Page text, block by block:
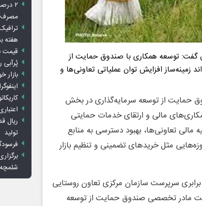
گفت: توسعه همکاری با صندوق حمایت از
افزایش توان عملیاتی تعاونی‌ها و
حمایت از توسعه سرمایه‌گذاری در بخش
مالی و ارتقای خدمات حمایتی
تعاونی‌ها، بهبود دسترسی به منابع
مثل خریدهای تضمینی و تنظیم بازار
سرپرست سازمان مرکزی تعاون روستایی
مادر تخصصی صندوق حمایت از توسعه
مصرف
هفته به ۳۳ کشتی
قیمت
بازار
ریال
تولید